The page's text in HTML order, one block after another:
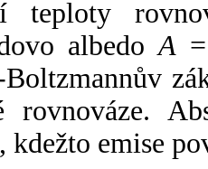
teploty
albedoA
rovnováze.
kdežto emise